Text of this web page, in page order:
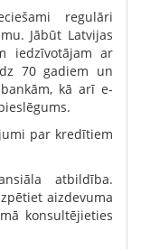
regulāri
Jābūt Latvijas
iedzīvotājam ar
70 gadiem un
kā arī e-
par kredītiem
atbildība.
aizdevuma
konsultējieties